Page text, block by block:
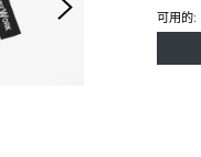
可用的: